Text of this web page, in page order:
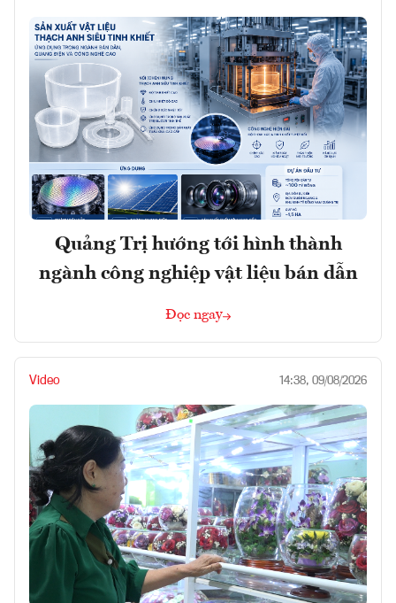
Quảng Trị hướng tới hình thành
ngành công nghiệp vật liệu bán dẫn
Đọc ngay
Video 14:38, 09/08/2026